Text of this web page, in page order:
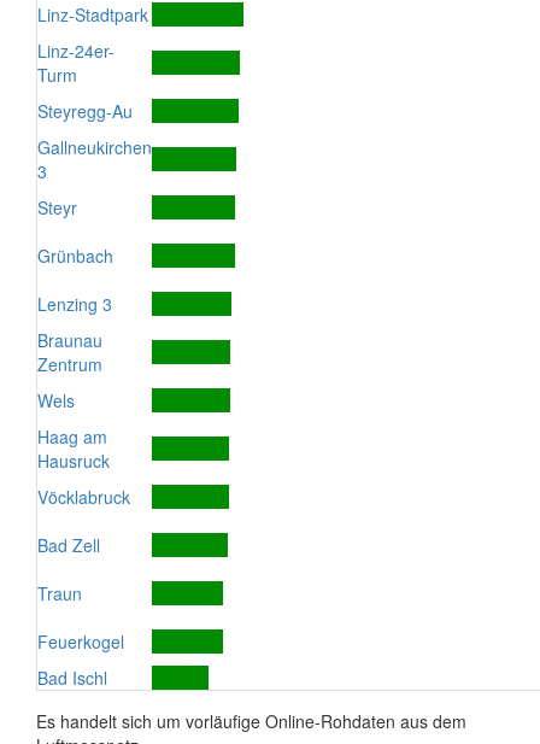
Linz-Stadtpark
Linz-24er-
Turm
Steyregg-Au
Gallneukirchen
3
Steyr
Grünbach
Lenzing 3
Braunau
Zentrum
Wels
Haag am
Hausruck
Vöcklabruck
Bad Zell
Traun
Feuerkogel
Bad Ischl
Es handelt sich um vorläufige Online-Rohdaten aus dem